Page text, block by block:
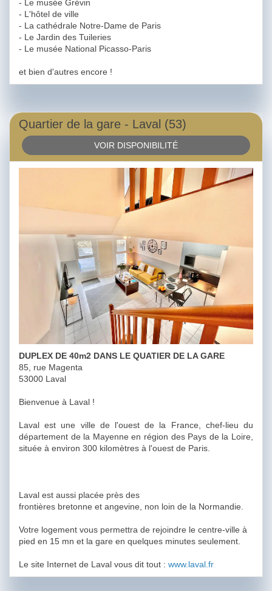
- Le musée Grévin
- L'hôtel de ville
- La cathédrale Notre-Dame de Paris
- Le Jardin des Tuileries
- Le musée National Picasso-Paris
et bien d'autres encore !
Quartier de la gare - Laval (53)
VOIR DISPONIBILITÉ
DUPLEX DE 40m2 DANS LE QUATIER DE LA GARE
85, rue Magenta
53000 Laval
Bienvenue à Laval !
Laval est une ville de l'ouest de la France, chef-lieu du
département de la Mayenne en région des Pays de la Loire,
située à environ 300 kilomètres à l'ouest de Paris.
Laval est aussi placée près des
frontières bretonne et angevine, non loin de la Normandie.
Votre logement vous permettra de rejoindre le centre-ville à
pied en 15 mn et la gare en quelques minutes seulement.
Le site Internet de Laval vous dit tout : www.laval.fr